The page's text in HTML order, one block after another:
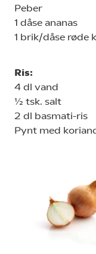
Peber
1 dåse ananas
1 brik/dåse røde
Ris:
4 dl vand
½ tsk. salt
2 dl basmati-ris
Pynt med